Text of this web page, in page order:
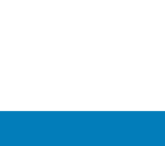
ja miksi se on
tärkeää, kun haluat